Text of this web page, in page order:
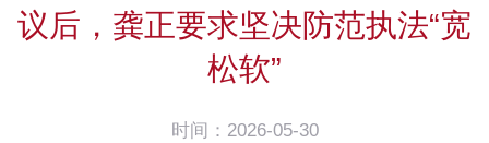
议后，龚正要求坚决防范执法“宽
松软”
时间：2026-05-30